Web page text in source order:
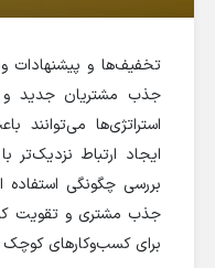
تخفیف‌ها و پیشنهادات
جذب مشتریان جدید و
استراتژی‌ها
ایجاد ارتباط نزدیک‌تر
بررسی چگونگی استفاده
جذب مشتری و تقویت
برای کسب‌وکارهای کوچک